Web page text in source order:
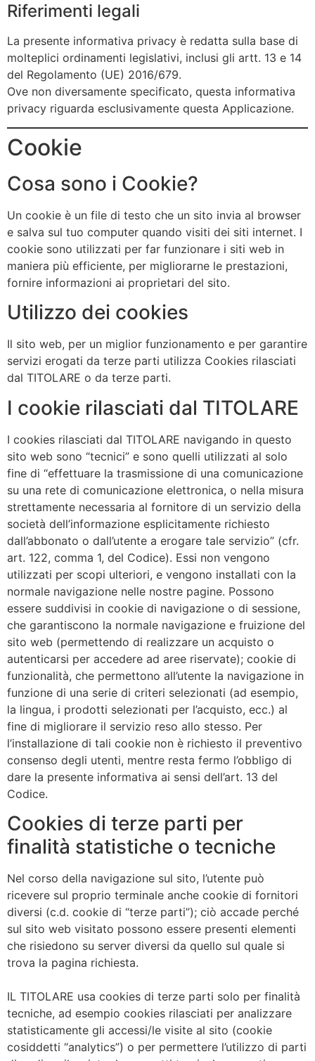
Riferimenti legali
La presente informativa privacy è redatta sulla base di
molteplici ordinamenti legislativi, inclusi gli artt. 13 e 14
del Regolamento (UE) 2016/679.
Ove non diversamente specificato, questa informativa
privacy riguarda esclusivamente questa Applicazione.
Cookie
Cosa sono i Cookie?
Un cookie è un file di testo che un sito invia al browser
e salva sul tuo computer quando visiti dei siti internet. I
cookie sono utilizzati per far funzionare i siti web in
maniera più efficiente, per migliorarne le prestazioni,
fornire informazioni ai proprietari del sito.
Utilizzo dei cookies
Il sito web, per un miglior funzionamento e per garantire
servizi erogati da terze parti utilizza Cookies rilasciati
dal TITOLARE o da terze parti.
I cookie rilasciati dal TITOLARE
I cookies rilasciati dal TITOLARE navigando in questo
sito web sono “tecnici” e sono quelli utilizzati al solo
fine di “effettuare la trasmissione di una comunicazione
su una rete di comunicazione elettronica, o nella misura
strettamente necessaria al fornitore di un servizio della
società dell’informazione esplicitamente richiesto
dall’abbonato o dall’utente a erogare tale servizio” (cfr.
art. 122, comma 1, del Codice). Essi non vengono
utilizzati per scopi ulteriori, e vengono installati con la
normale navigazione nelle nostre pagine. Possono
essere suddivisi in cookie di navigazione o di sessione,
che garantiscono la normale navigazione e fruizione del
sito web (permettendo di realizzare un acquisto o
autenticarsi per accedere ad aree riservate); cookie di
funzionalità, che permettono all’utente la navigazione in
funzione di una serie di criteri selezionati (ad esempio,
la lingua, i prodotti selezionati per l’acquisto, ecc.) al
fine di migliorare il servizio reso allo stesso. Per
l’installazione di tali cookie non è richiesto il preventivo
consenso degli utenti, mentre resta fermo l’obbligo di
dare la presente informativa ai sensi dell’art. 13 del
Codice.
Cookies di terze parti per
finalità statistiche o tecniche
Nel corso della navigazione sul sito, l’utente può
ricevere sul proprio terminale anche cookie di fornitori
diversi (c.d. cookie di “terze parti”); ciò accade perché
sul sito web visitato possono essere presenti elementi
che risiedono su server diversi da quello sul quale si
trova la pagina richiesta.
IL TITOLARE usa cookies di terze parti solo per finalità
tecniche, ad esempio cookies rilasciati per analizzare
statisticamente gli accessi/le visite al sito (cookie
cosiddetti “analytics”) o per permettere l’utilizzo di parti